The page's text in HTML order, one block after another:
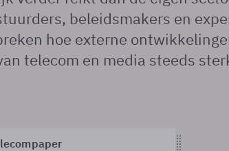
beleidsmakers en
hoe externe
telecom en media steeds